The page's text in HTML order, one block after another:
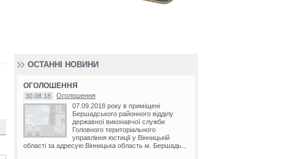
ОСТАННІ НОВИНИ
ОГОЛОШЕННЯ
30.08.18
Оголошення
07.09.2018 року в приміщені
Бершадського районного відділу
державної виконавчої служби
Головного територіального
управління юстиції у Вінницькій
області за адресую Вінницька область м. Бершадь...